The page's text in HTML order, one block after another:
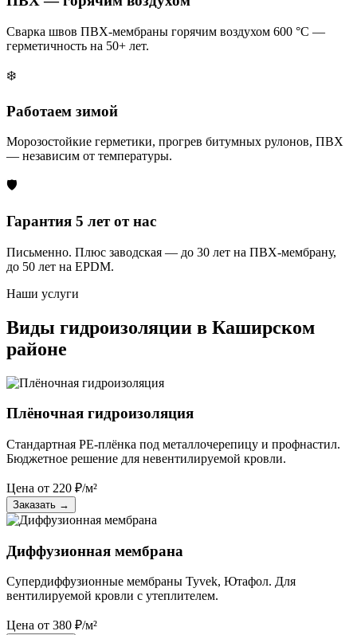
Сварка швов ПВХ-мембраны горячим воздухом 600 °C —
герметичность на 50+ лет.
❄️
Работаем зимой
Морозостойкие герметики, прогрев битумных рулонов, ПВХ
— независим от температуры.
🛡️
Гарантия 5 лет от нас
Письменно. Плюс заводская — до 30 лет на ПВХ-мембрану,
до 50 лет на EPDM.
Наши услуги
Виды гидроизоляции в Каширском
районе
Плёночная гидроизоляция
Стандартная PE-плёнка под металлочерепицу и профнастил.
Бюджетное решение для невентилируемой кровли.
Цена от 220 ₽/м²
Заказать →
Диффузионная мембрана
Супердиффузионные мембраны Tyvek, Ютафол. Для
вентилируемой кровли с утеплителем.
Цена от 380 ₽/м²